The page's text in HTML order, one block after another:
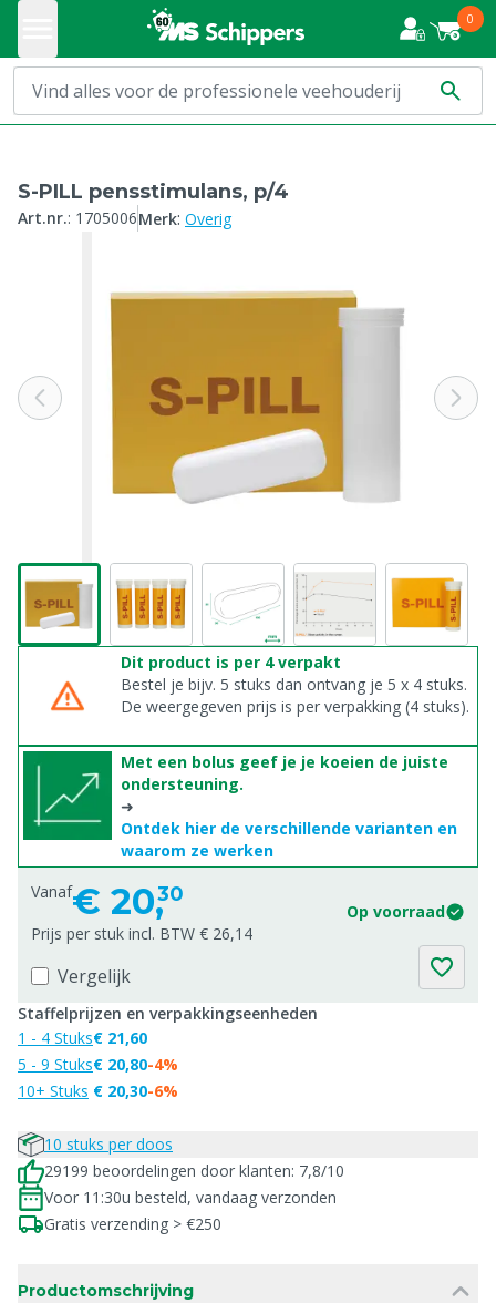
0
S-PILL pensstimulans, p/4
Art.nr.: 1705006Merk: Overig
Dit product is per 4 verpakt
Bestel je bijv. 5 stuks dan ontvang je 5 x 4 stuks.
De weergegeven prijs is per verpakking (4 stuks).
Met een bolus geef je je koeien de juiste
ondersteuning.
➜
Ontdek hier de verschillende varianten en
waarom ze werken
Vanaf€ 20,30
Op voorraad
Prijs per stuk incl. BTW € 26,14
Vergelijk
Staffelprijzen en verpakkingseenheden
1 - 4 Stuks
5 - 9 Stuks
10+ Stuks
€ 21,60
€ 20,80
€ 20,30
-4%
-6%
10 stuks per doos
29199 beoordelingen door klanten: 7,8/10
Voor 11:30u besteld, vandaag verzonden
Gratis verzending > €250
Productomschrijving